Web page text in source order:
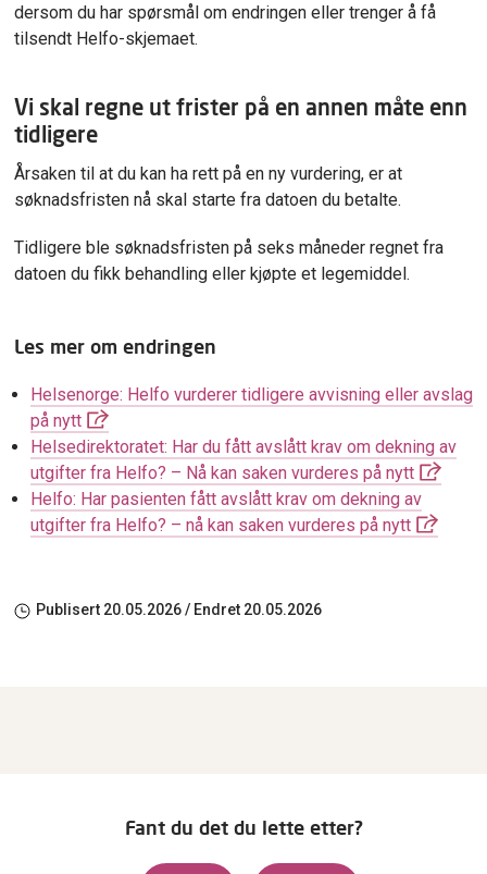
dersom du har spørsmål om endringen eller trenger å få
tilsendt Helfo-skjemaet.
Vi skal regne ut frister på en annen måte enn
tidligere
Årsaken til at du kan ha rett på en ny vurdering, er at
søknadsfristen nå skal starte fra datoen du betalte.
Tidligere ble søknadsfristen på seks måneder regnet fra
datoen du fikk behandling eller kjøpte et legemiddel.
Les mer om endringen
Helsenorge: Helfo vurderer tidligere avvisning eller avslag
på nytt
Helsedirektoratet: Har du fått avslått krav om dekning av
utgifter fra Helfo? – Nå kan saken vurderes på nytt
Helfo: Har pasienten fått avslått krav om dekning av
utgifter fra Helfo? – nå kan saken vurderes på nytt
Publisert 20.05.2026/ Endret 20.05.2026
Fant du det du lette etter?